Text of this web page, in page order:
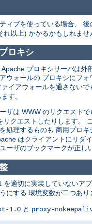
ィブを使っている場合、
以上) かかるかもしれませ
ロキシ
プロキシサーバは
ウォールの プロキシにフォ
イアウォールを通さない
す。
ザは WWW のリクエスト
クエストしたりします。
処理するものも 商用プロ
はクライアントにリダ
ーザのブックマークが正し
を適切に実装していないア
にする 環境変数が二つあり
1.0 と proxy-